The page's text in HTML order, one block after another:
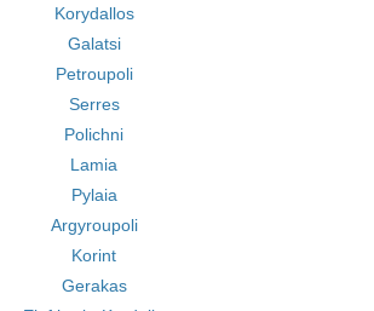
Korydallos
Galatsi
Petroupoli
Serres
Polichni
Lamia
Pylaia
Argyroupoli
Korint
Gerakas